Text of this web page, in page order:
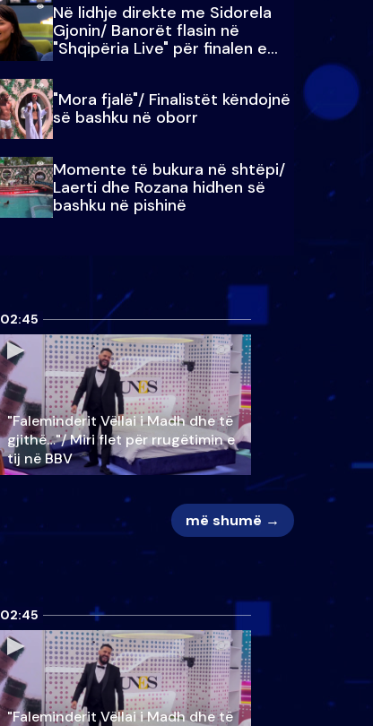
Në lidhje direkte me Sidorela
Gjonin/ Banorët flasin në
"Shqipëria Live" për finalen e
madhe
"Mora fjalë"/ Finalistët këndojnë
së bashku në oborr
Momente të bukura në shtëpi/
Laerti dhe Rozana hidhen së
bashku në pishinë
02:45
"Faleminderit Vëllai i Madh dhe të
gjithë…"/ Miri flet për rrugëtimin e
tij në BBV
më shumë →
02:45
"Faleminderit Vëllai i Madh dhe të